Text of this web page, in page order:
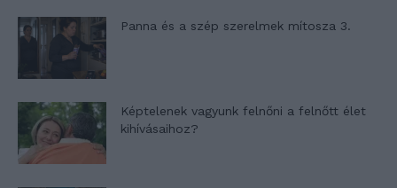
Panna és a szép szerelmek mítosza 3.
Képtelenek vagyunk felnőni a felnőtt élet
kihívásaihoz?